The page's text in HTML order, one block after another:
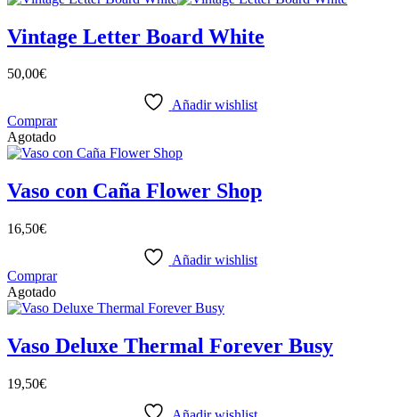
Vintage Letter Board White
50,00€
Añadir wishlist
Comprar
Agotado
Vaso con Caña Flower Shop
16,50€
Añadir wishlist
Comprar
Agotado
Vaso Deluxe Thermal Forever Busy
19,50€